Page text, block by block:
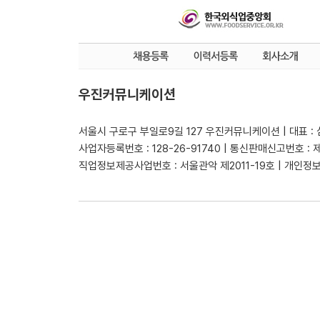
우진커뮤니케이션
서울시 구로구 부일로9길 127 우진커뮤니케이션 | 대표 :
사업자등록번호 : 128-26-91740 | 통신판매신고번호 :
직업정보제공사업번호 : 서울관악 제2011-19호 | 개인정